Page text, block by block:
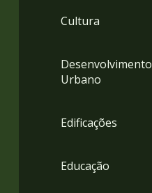
Cultura
Desenvolvimento
Urbano
Edificações
Educação